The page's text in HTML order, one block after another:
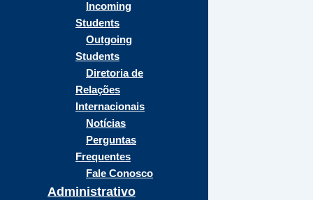
Incoming
Students
Outgoing
Students
Diretoria de
Relações
Internacionais
Notícias
Perguntas
Frequentes
Fale Conosco
Administrativo